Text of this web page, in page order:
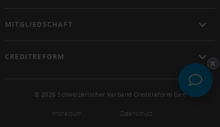
MITGLIEDSCHAFT
CREDITREFORM
© 2026 Schweizerischer Verband Creditreform Gen
Impressum
Datenschutz